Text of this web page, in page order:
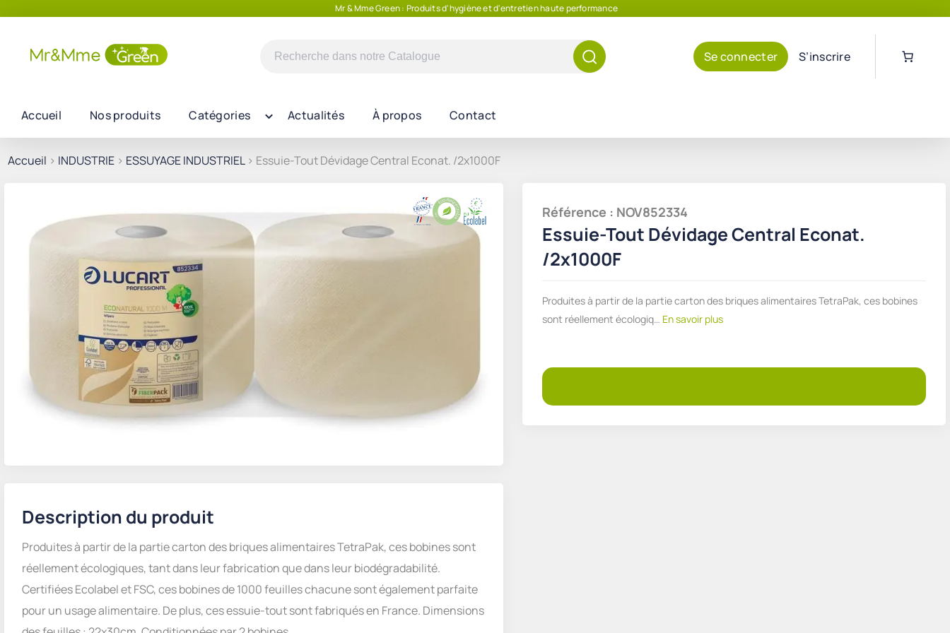
Mr & Mme Green : Produits d'hygiène et d'entretien haute performance
Recherche
Se connecter S’inscrire
Accueil Nos produits Catégories Actualités À propos Contact
Accueil > INDUSTRIE > ESSUYAGE INDUSTRIEL> Essuie-Tout Dévidage Central Econat. /2x1000F
Description du produit
Produites à partir de la partie carton des briques alimentaires TetraPak, ces bobines sont
réellement écologiques, tant dans leur fabrication que dans leur biodégradabilité.
Certifiées Ecolabel et FSC, ces bobines de 1000 feuilles chacune sont également parfaite
pour un usage alimentaire. De plus, ces essuie-tout sont fabriqués en France. Dimensions
Référence : NOV852334
Essuie-Tout Dévidage Central Econat.
/2x1000F
Produites à partir de la partie carton des briques alimentaires TetraPak, ces bobines
sont réellement écologiq… En savoir plus